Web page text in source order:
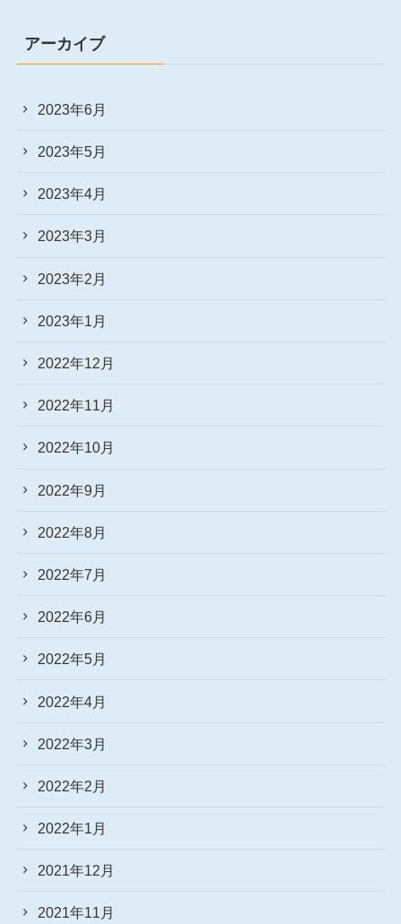
アーカイブ
2023年6月
2023年5月
2023年4月
2023年3月
2023年2月
2023年1月
2022年12月
2022年11月
2022年10月
2022年9月
2022年8月
2022年7月
2022年6月
2022年5月
2022年4月
2022年3月
2022年2月
2022年1月
2021年12月
2021年11月